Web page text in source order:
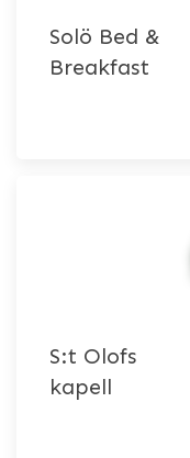
Solö Bed &
Breakfast
S:t Olofs
kapell